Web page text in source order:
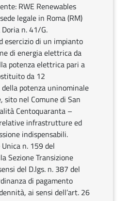
RWE Renewables
legale in Roma (RM)
n. 41/G.
esercizio di un impianto
di energia elettrica da
potenza elettrica pari a
da 12
potenza uninominale
sito nel Comune di San
Centoquaranta –
infrastrutture ed
indispensabili.
n. 159 del
Sezione Transizione
del D.lgs. n. 387 del
di pagamento
ai sensi dell’art. 26